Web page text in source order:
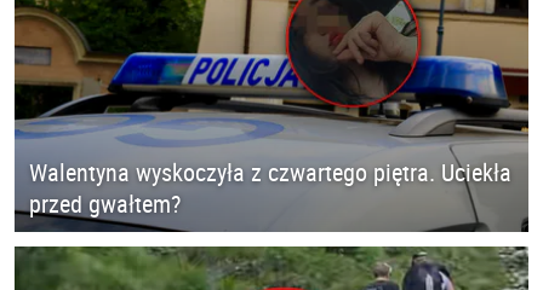
Walentyna wyskoczyła z czwartego piętra. Uciekła
przed gwałtem?